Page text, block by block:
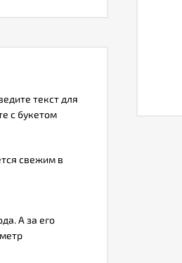
текст для
с букетом
свежим в
А за его